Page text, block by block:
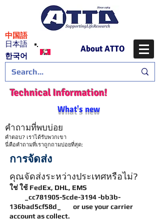
日本語
​中国語
​한국어
About ATTO
Technical Information!
What's new
คำถามที่พบบ่อย
คำตอบ? เราได้รับพวกเขา
นี่คือคำถามที่เราถูกถามบ่อยที่สุด:
การจัดส่ง
คุณจัดส่งระหว่างประเทศหรือไม่?
ใช่ ใช้ FedEx, DHL, EMS
_cc781905-5cde-3194 -bb3b-
136bad5cf58d_ or use your carrier
account as collect.